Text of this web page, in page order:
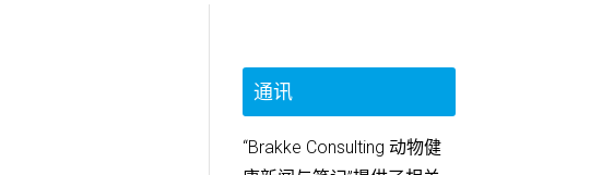
通讯
“Brakke Consulting 动物健